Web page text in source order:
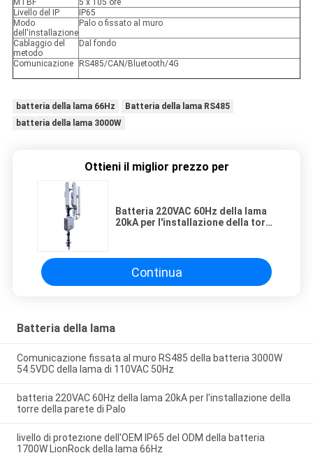
MTBF
5 x 105 ore
Livello del IP
IP65
Modo
dell'installazione
Palo o fissato al muro
Cablaggio del
metodo
Dal fondo
Comunicazione RS485/CAN/Bluetooth/4G
batteria della lama 66Hz
Batteria della lama RS485
batteria della lama 3000W
Ottieni il miglior prezzo per
Batteria 220VAC 60Hz della lama
20kA per l'installazione della torre
Continua
Batteria della lama
Comunicazione fissata al muro RS485 della batteria 3000W
54.5VDC della lama di 110VAC 50Hz
batteria 220VAC 60Hz della lama 20kA per l'installazione della
torre della parete di Palo
livello di protezione dell'OEM IP65 del ODM della batteria
1700W LionRock della lama 66Hz